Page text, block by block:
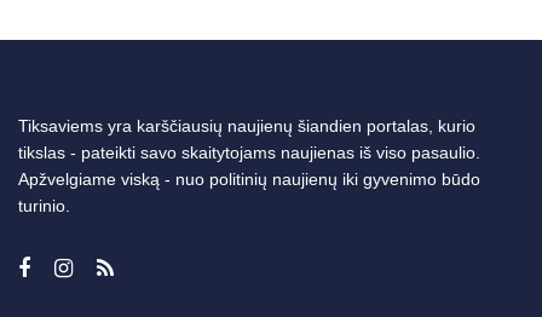
Tiksaviems yra karščiausių naujienų šiandien portalas, kurio
tikslas - pateikti savo skaitytojams naujienas iš viso pasaulio.
Apžvelgiame viską - nuo politinių naujienų iki gyvenimo būdo
turinio.